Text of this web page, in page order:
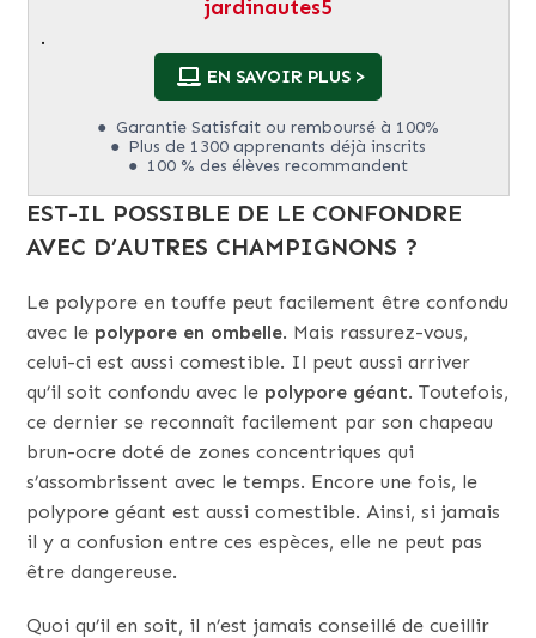
jardinautes5
.
EN SAVOIR PLUS >
Garantie Satisfait ou remboursé à 100%
Plus de 1300 apprenants déjà inscrits
100 % des élèves recommandent
EST-IL POSSIBLE DE LE CONFONDRE
AVEC D’AUTRES CHAMPIGNONS ?
Le polypore en touffe peut facilement être confondu
avec le polypore en ombelle. Mais rassurez-vous,
celui-ci est aussi comestible. Il peut aussi arriver
qu’il soit confondu avec le polypore géant. Toutefois,
ce dernier se reconnaît facilement par son chapeau
brun-ocre doté de zones concentriques qui
s’assombrissent avec le temps. Encore une fois, le
polypore géant est aussi comestible. Ainsi, si jamais
il y a confusion entre ces espèces, elle ne peut pas
être dangereuse.
Quoi qu’il en soit, il n’est jamais conseillé de cueillir